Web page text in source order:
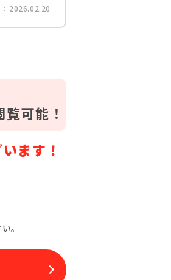
：2026.02.20
覧可能！
ます！
。